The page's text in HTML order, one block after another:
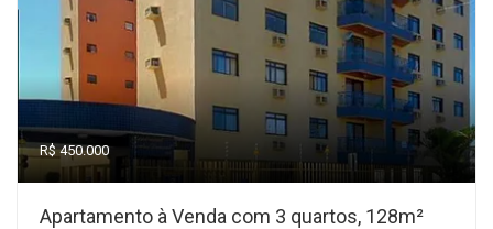
R$ 450.000
Apartamento à Venda com 3 quartos, 128m²